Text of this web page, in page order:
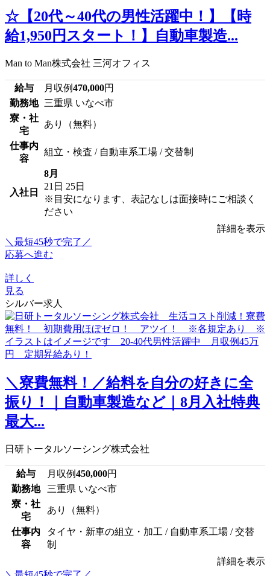
☆【20代～40代の男性活躍中！】【時
給1,950円スタート！】自動車製造...
Man to Man株式会社 三河オフィス
給与 月収例470,000円
勤務地 三重県 いなべ市
寮・社
宅
あり（無料）
仕事内
容
組立・検査 / 自動車系工場 / 交替制
入社日
8月
21日 25日
※目安になります、表記なしは面接時にご相談く
ださい
詳細を表示
＼最短45秒で完了／
応募へ進む
詳しく
見る
シルバー求人
＼寮費無料！／給料を自分の好きに全
振り！｜自動車製造など｜8月入社特典
最大...
日研トータルソーシング株式会社
給与 月収例450,000円
勤務地
三重県 いなべ市
寮・社
宅
あり（無料）
仕事内
容
タイヤ・新車の組立・加工 / 自動車系工場 / 交替
制
詳細を表示